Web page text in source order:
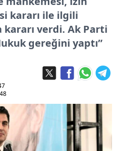
kararı ile ilgili
verdi. Ak Parti
gereğini yaptı”